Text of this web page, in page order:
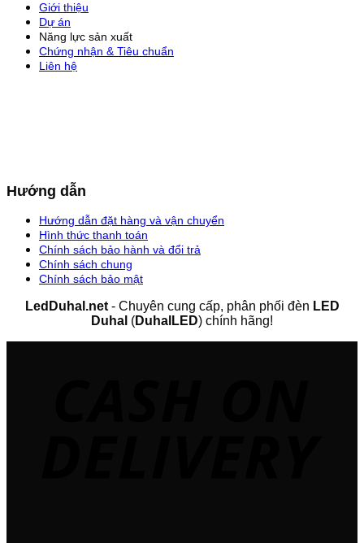
Giới thiệu
Dự án
Năng lực sản xuất
Chứng nhận & Tiêu chuẩn
Liên hệ
Hướng dẫn
Hướng dẫn đặt hàng và vận chuyển
Hình thức thanh toán
Chính sách bảo hành và đổi trả
Chính sách chung
Chính sách bảo mật
LedDuhal.net- Chuyên cung cấp, phân phối đèn LED
Duhal (DuhalLED) chính hãng!